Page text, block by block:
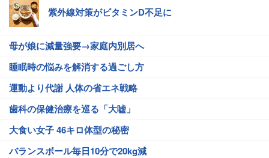
紫外線対策がビタミンD不足に
母が娘に減量強要→家庭内別居へ
睡眠時の悩みを解消する過ごし方
運動より代謝 人体の省エネ戦略
歯科の保健治療を巡る「大嘘」
大食い女子 46キロ体型の秘密
バランスボール毎日10分で20kg減